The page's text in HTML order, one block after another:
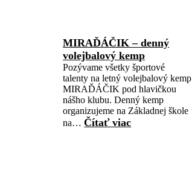
MIRAĎÁČIK – denný
volejbalový kemp
Pozývame všetky športové
talenty na letný volejbalový kemp
MIRAĎÁČIK pod hlavičkou
nášho klubu. Denný kemp
organizujeme na Základnej škole
na…Čítať viac